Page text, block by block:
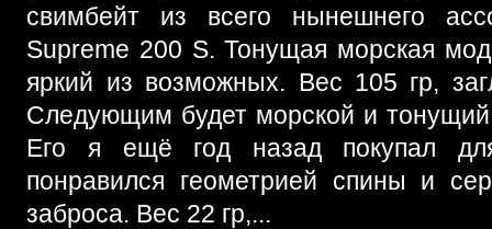
свимбейт из всего нынешнего
Supreme 200 S. Тонущая морская
яркий из возможных. Вес 105 гр,
Следующим будет морской и
Его я ещё год назад покупал
понравился геометрией спины и
заброса. Вес 22 гр,...